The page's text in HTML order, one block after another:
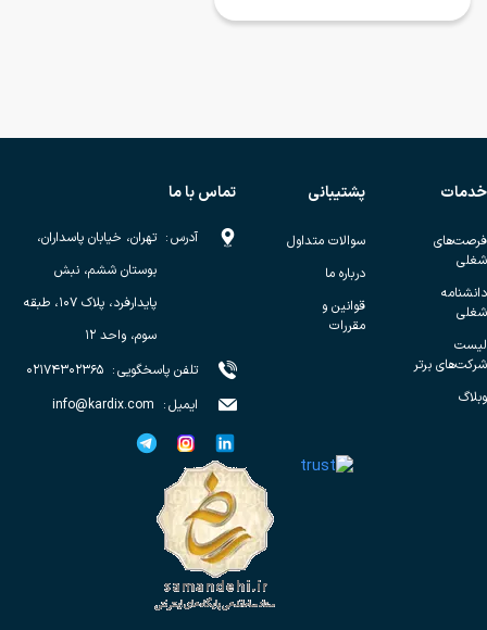
خدمات
فرصت‌های
شغلی
دانشنامه
شغلی
لیست
شرکت‌های برتر
وبلاگ
پشتیبانی
سوالات متداول
درباره ما
قوانین و
مقررات
تماس با ما
آدرس: تهران، خیابان پاسداران،
بوستان ششم، نبش
پایدارفرد، پلاک ۱۰۷، طبقه
سوم، واحد ۱۲
تلفن پاسخگویی: ۰۲۱۷۴۳۰۲۳۶۵
ایمیل:
info@kardix.com